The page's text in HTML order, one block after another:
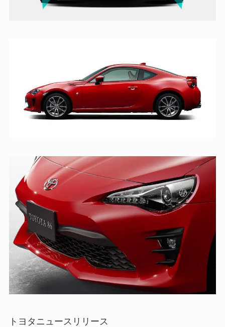
トヨタニュースリリース